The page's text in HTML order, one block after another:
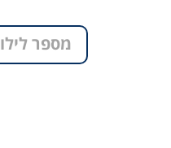
מספר